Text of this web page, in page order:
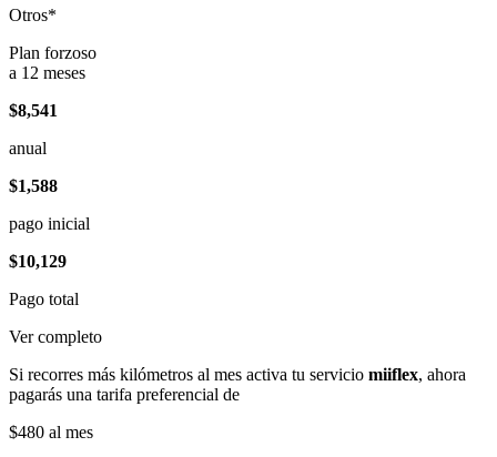
Otros*
Plan forzoso
a 12 meses
$8,541
anual
$1,588
pago inicial
$10,129
Pago total
Ver completo
Si recorres más kilómetros al mes activa tu servicio miiflex, ahora
pagarás una tarifa preferencial de
$480 al mes